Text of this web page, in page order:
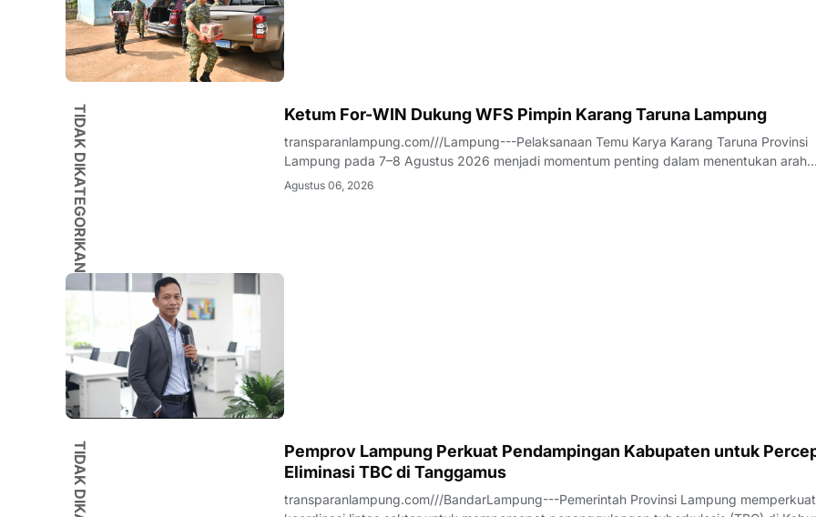
TIDAK DIKATEGORIKAN Ketum For-WIN Dukung WFS Pimpin Karang Taruna Lampung
transparanlampung.com///Lampung---Pelaksanaan Temu Karya Karang Taruna Provinsi
Lampung pada 7–8 Agustus 2026 menjadi momentum penting dalam menentukan arah
organisasi kepemudaan tersebut untuk lima tahun ke depan. Di tengah dinamika tersebut,
Agustus 06, 2026
Pemprov Lampung Perkuat Pendampingan Kabupaten untuk
Eliminasi TBC di Tanggamus
transparanlampung.com///BandarLampung---Pemerintah Provinsi Lampung memperkuat